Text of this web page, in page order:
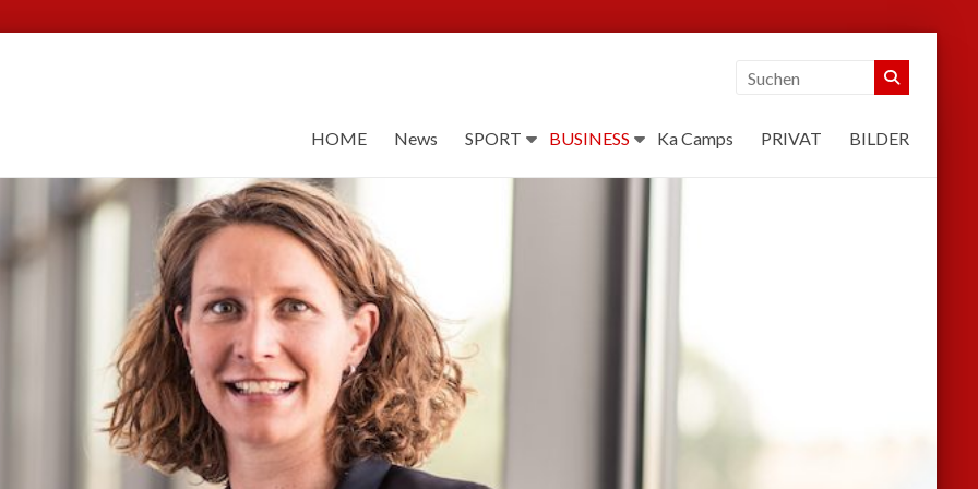
HOME News SPORT BUSINESS Ka Camps PRIVAT BILDER